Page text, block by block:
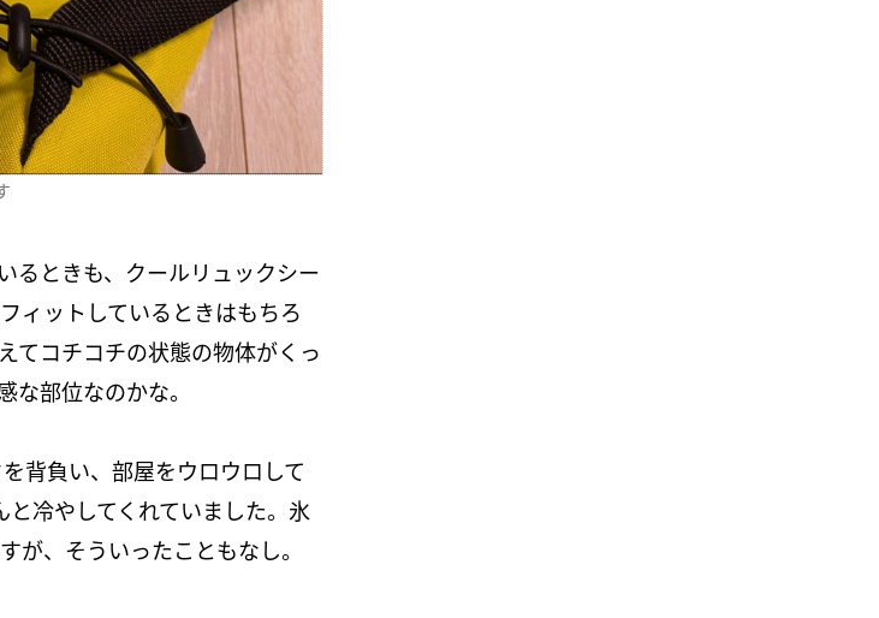
るときも、クールリュックシー
ィットしているときはもちろ
てコチコチの状態の物体がくっ
な部位なのかな。
背負い、部屋をウロウロして
冷やしてくれていました。氷
が、そういったこともなし。